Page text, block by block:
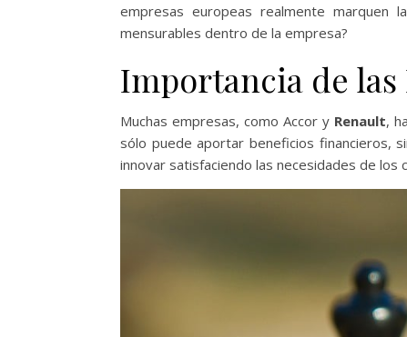
empresas europeas realmente marquen
mensurables dentro de la empresa?
Importancia de
Muchas empresas, como Accor y Renault,
sólo puede aportar beneficios financieros,
innovar satisfaciendo las necesidades de los